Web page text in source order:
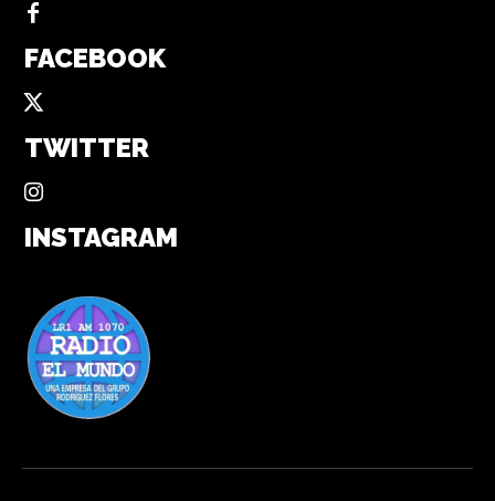
FACEBOOK
TWITTER
INSTAGRAM